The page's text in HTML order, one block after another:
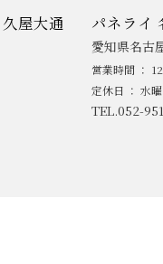
屋大通 パネライ
愛知県名古
営業時間 ：
定休日 ： 水
TEL.052-